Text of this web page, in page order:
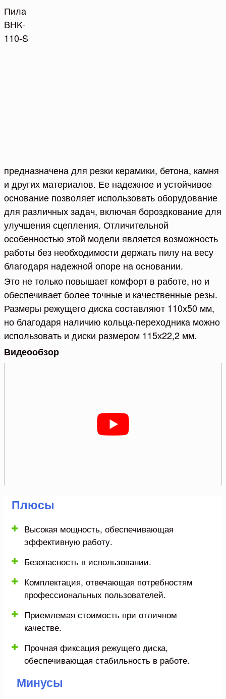
Пила
BHK-
110-S
предназначена для резки керамики, бетона, камня
и других материалов. Ее надежное и устойчивое
основание позволяет использовать оборудование
для различных задач, включая бороздкование для
улучшения сцепления. Отличительной
особенностью этой модели является возможность
работы без необходимости держать пилу на весу
благодаря надежной опоре на основании.
Это не только повышает комфорт в работе, но и
обеспечивает более точные и качественные резы.
Размеры режущего диска составляют 110х50 мм,
но благодаря наличию кольца-переходника можно
использовать и диски размером 115х22,2 мм.
Видеообзор
Плюсы
Высокая мощность, обеспечивающая
эффективную работу.
Безопасность в использовании.
Комплектация, отвечающая потребностям
профессиональных пользователей.
Приемлемая стоимость при отличном
качестве.
Прочная фиксация режущего диска,
обеспечивающая стабильность в работе.
Минусы